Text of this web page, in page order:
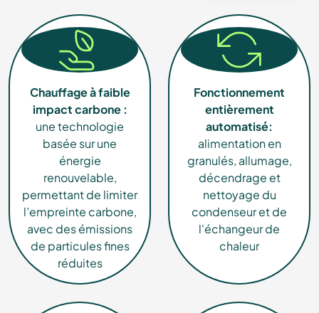
Chauffage à faible
impact carbone :
une technologie
basée sur une
énergie
renouvelable,
permettant de limiter
l’empreinte carbone,
avec des émissions
de particules fines
réduites
Fonctionnement
entièrement
automatisé:
alimentation en
granulés, allumage,
décendrage et
nettoyage du
condenseur et de
l'échangeur de
chaleur